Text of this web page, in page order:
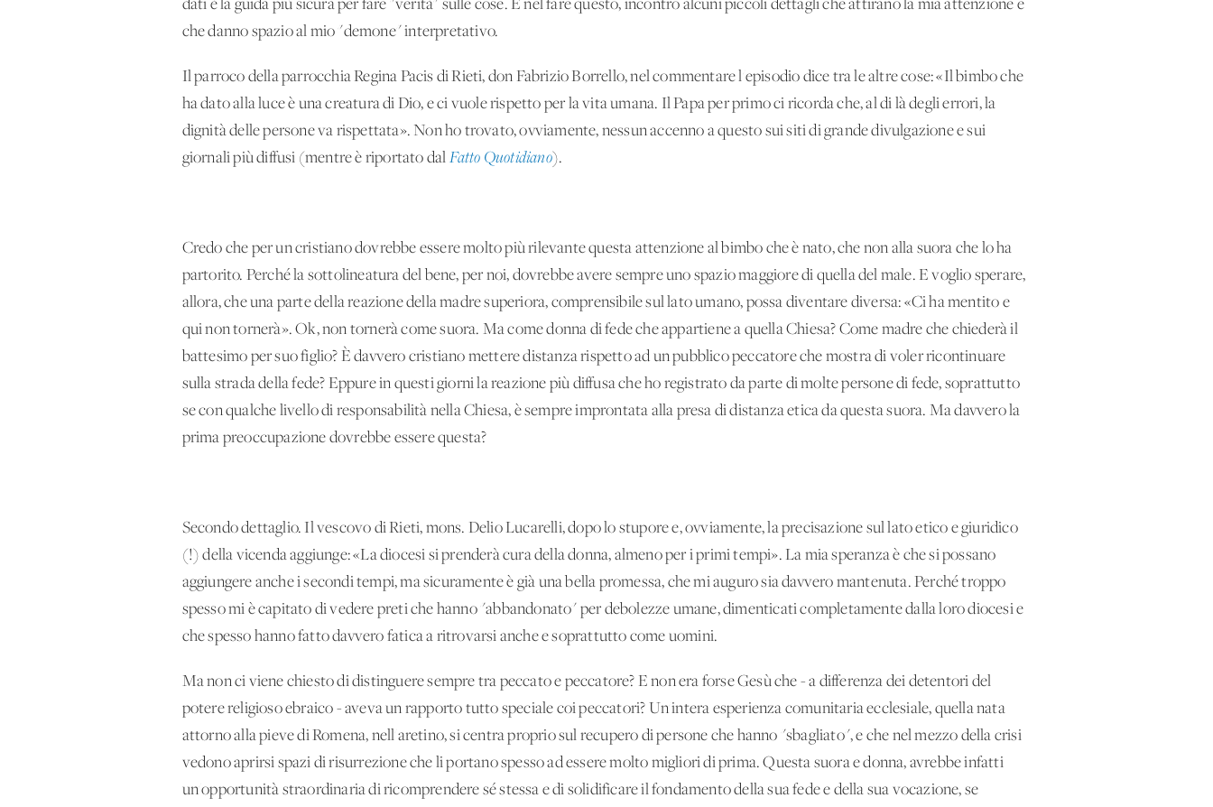
dati è la guida più sicura per fare "verità" sulle cose. E nel fare questo, incontro alcuni piccoli dettagli che attirano la mia attenzione e
che danno spazio al mio "demone" interpretativo.
Il parroco della parrocchia Regina Pacis di Rieti, don Fabrizio Borrello, nel commentare l'episodio dice tra le altre cose: «Il bimbo che
ha dato alla luce è una creatura di Dio, e ci vuole rispetto per la vita umana. Il Papa per primo ci ricorda che, al di là degli errori, la
dignità delle persone va rispettata». Non ho trovato, ovviamente, nessun accenno a questo sui siti di grande divulgazione e sui
giornali più diffusi (mentre è riportato dal Fatto Quotidiano).
Credo che per un cristiano dovrebbe essere molto più rilevante questa attenzione al bimbo che è nato, che non alla suora che lo ha
partorito. Perché la sottolineatura del bene, per noi, dovrebbe avere sempre uno spazio maggiore di quella del male. E voglio sperare,
allora, che una parte della reazione della madre superiora, comprensibile sul lato umano, possa diventare diversa: «Ci ha mentito e
qui non tornerà». Ok, non tornerà come suora. Ma come donna di fede che appartiene a quella Chiesa? Come madre che chiederà il
battesimo per suo figlio? È davvero cristiano mettere distanza rispetto ad un pubblico peccatore che mostra di voler ricontinuare
sulla strada della fede? Eppure in questi giorni la reazione più diffusa che ho registrato da parte di molte persone di fede, soprattutto
se con qualche livello di responsabilità nella Chiesa, è sempre improntata alla presa di distanza etica da questa suora. Ma davvero la
prima preoccupazione dovrebbe essere questa?
Secondo dettaglio. Il vescovo di Rieti, mons. Delio Lucarelli, dopo lo stupore e, ovviamente, la precisazione sul lato etico e giuridico
(!) della vicenda aggiunge: «La diocesi si prenderà cura della donna, almeno per i primi tempi». La mia speranza è che si possano
aggiungere anche i secondi tempi, ma sicuramente è già una bella promessa, che mi auguro sia davvero mantenuta. Perché troppo
spesso mi è capitato di vedere preti che hanno "abbandonato" per debolezze umane, dimenticati completamente dalla loro diocesi e
che spesso hanno fatto davvero fatica a ritrovarsi anche e soprattutto come uomini.
Ma non ci viene chiesto di distinguere sempre tra peccato e peccatore? E non era forse Gesù che - a differenza dei detentori del
potere religioso ebraico - aveva un rapporto tutto speciale coi peccatori? Un'intera esperienza comunitaria ecclesiale, quella nata
attorno alla pieve di Romena, nell'aretino, si centra proprio sul recupero di persone che hanno "sbagliato", e che nel mezzo della crisi
vedono aprirsi spazi di risurrezione che li portano spesso ad essere molto migliori di prima. Questa suora e donna, avrebbe infatti
un'opportunità straordinaria di ricomprendere sé stessa e di solidificare il fondamento della sua fede e della sua vocazione, se